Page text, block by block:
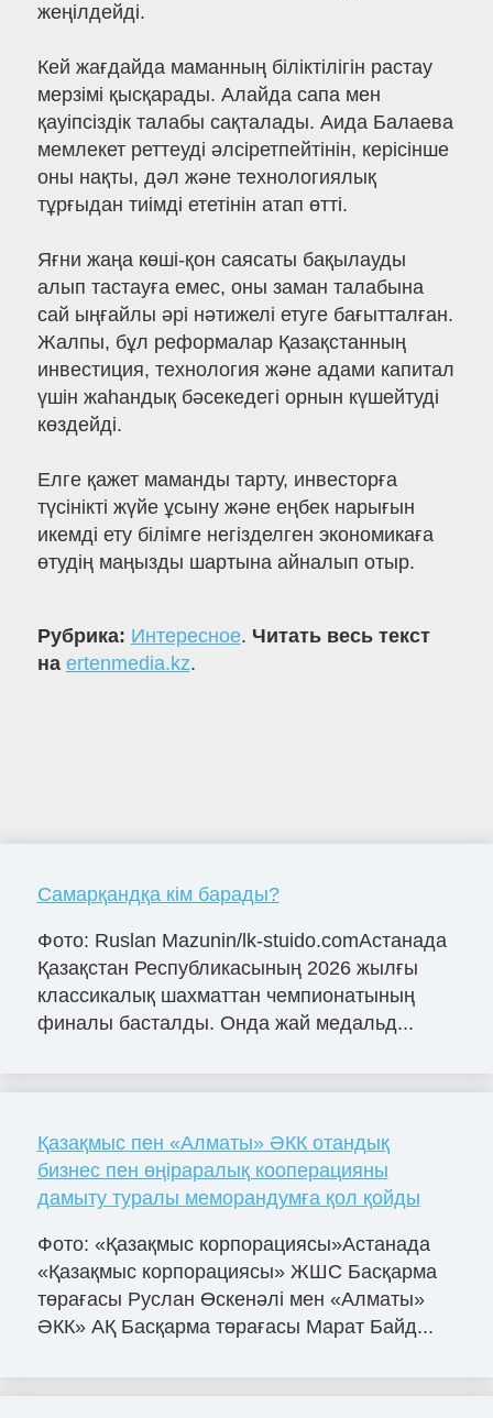
жеңілдейді.
Кей жағдайда маманның біліктілігін растау
мерзімі қысқарады. Алайда сапа мен
қауіпсіздік талабы сақталады. Аида Балаева
мемлекет реттеуді әлсіретпейтінін, керісінше
оны нақты, дәл және технологиялық
тұрғыдан тиімді ететінін атап өтті.
Яғни жаңа көші-қон саясаты бақылауды
алып тастауға емес, оны заман талабына
сай ыңғайлы әрі нәтижелі етуге бағытталған.
Жалпы, бұл реформалар Қазақстанның
инвестиция, технология және адами капитал
үшін жаһандық бәсекедегі орнын күшейтуді
көздейді.
Елге қажет маманды тарту, инвесторға
түсінікті жүйе ұсыну және еңбек нарығын
икемді ету білімге негізделген экономикаға
өтудің маңызды шартына айналып отыр.
Рубрика: Интересное. Читать весь текст
на ertenmedia.kz.
Самарқандқа кім барады?
Фото: Ruslan Mazunin/lk-stuido.comАстанада
Қазақстан Республикасының 2026 жылғы
классикалық шахматтан чемпионатының
финалы басталды. Онда жай медальд...
Қазақмыс пен «Алматы» ӘКК отандық
бизнес пен өңіраралық кооперацияны
дамыту туралы меморандумға қол қойды
Фото: «Қазақмыс корпорациясы»Астанада
«Қазақмыс корпорациясы» ЖШС Басқарма
төрағасы Руслан Өскенәлі мен «Алматы»
ӘКК» АҚ Басқарма төрағасы Марат Байд...